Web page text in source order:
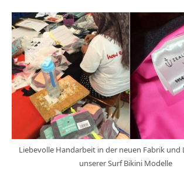
Liebevolle Handarbeit in der neuen Fabrik und
unserer Surf Bikini Modelle